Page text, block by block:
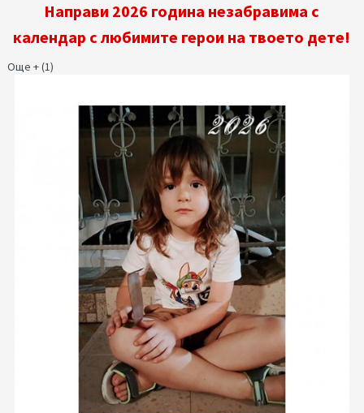
Направи 2026 година незабравима с
календар с любимите герои на твоето дете!
Още + (1)